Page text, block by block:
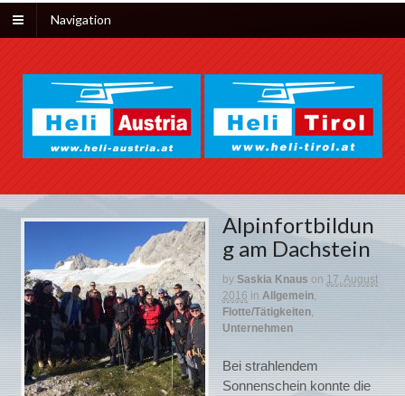
Navigation
Alpinfortbildun
g am Dachstein
by Saskia Knaus on 17. August
2016 in Allgemein,
Flotte/Tätigkeiten,
Unternehmen
Bei strahlendem
Sonnenschein konnte die